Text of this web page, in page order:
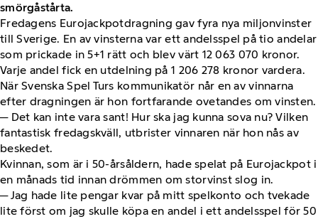
smörgåstårta.
Fredagens Eurojackpotdragning gav fyra nya miljonvinster
till Sverige. En av vinsterna var ett andelsspel på tio andelar
som prickade in 5+1 rätt och blev värt 12 063 070 kronor.
Varje andel fick en utdelning på 1 206 278 kronor vardera.
När Svenska Spel Turs kommunikatör når en av vinnarna
efter dragningen är hon fortfarande ovetandes om vinsten.
─ Det kan inte vara sant! Hur ska jag kunna sova nu? Vilken
fantastisk fredagskväll, utbrister vinnaren när hon nås av
beskedet.
Kvinnan, som är i 50-årsåldern, hade spelat på Eurojackpot i
en månads tid innan drömmen om storvinst slog in.
─ Jag hade lite pengar kvar på mitt spelkonto och tvekade
lite först om jag skulle köpa en andel i ett andelsspel för 50